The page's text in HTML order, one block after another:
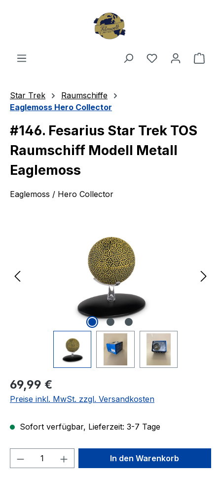
Du hast 0
Star Trek
Raumschiffe
Eaglemoss Hero Collector
#146. Fesarius Star Trek TOS
Raumschiff Modell Metall
Eaglemoss
Eaglemoss / Hero Collector
Regulärer Preis:
69,99 €
Preise inkl. MwSt. zzgl. Versandkosten
Sofort verfügbar, Lieferzeit: 3-7 Tage
Produkt Anzahl: Gib denIn den Warenkorb